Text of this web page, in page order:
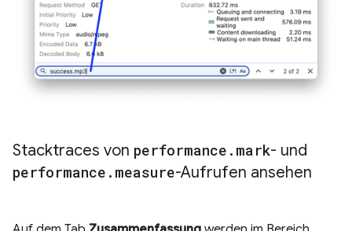
Stacktraces von performance . mark- und
performance . measure-Aufrufen ansehen